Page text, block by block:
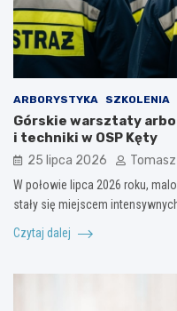
ARBORYSTYKA SZKOLENIA
Górskie warsztaty
i techniki w OSP Kęty
25 lipca 2026
W połowie lipca 2026 roku,
stały się miejscem
Czytaj dalej